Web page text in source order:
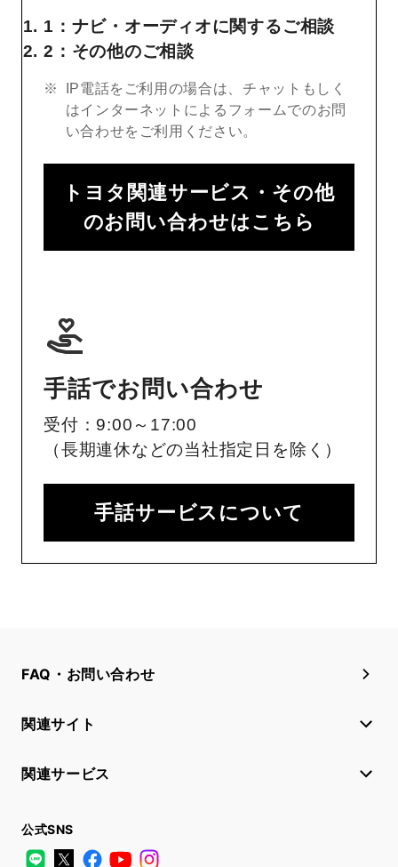
1：ナビ・オーディオに関するご相談
2：その他のご相談
IP電話をご利用の場合は、チャットもしく
はインターネットによるフォームでのお問
い合わせをご利用ください。
トヨタ関連サービス・その他
のお問い合わせはこちら
手話でお問い合わせ
受付：9:00～17:00
（長期連休などの当社指定日を除く）
手話サービスについて
FAQ・お問い合わせ
関連サイト
関連サービス
公式SNS
LINE
X FacebookYouTube